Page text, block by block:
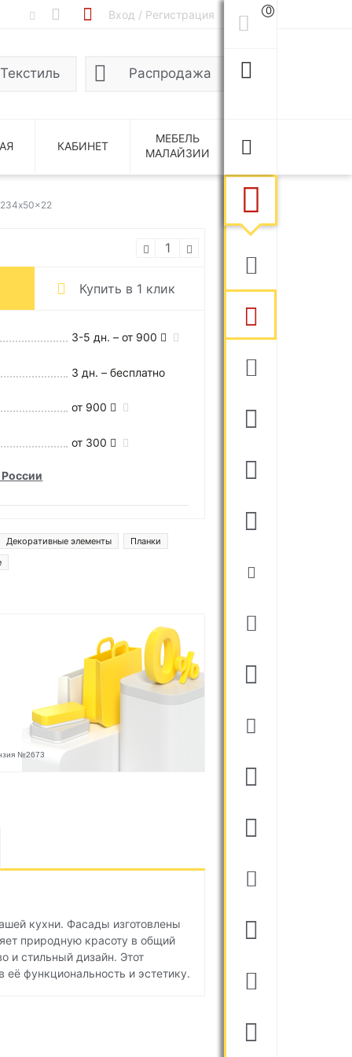
Вход / Регистрация 0
Текстиль Распродажа
КАБИНЕТ
МЕБЕЛЬ
МАЛАЙЗИИ
Купить в 1 клик
3-5 дн. – от 900
3 дн. – бесплатно
от 900
от 300
Декоративные элементы
Планки
№2673
кухни. Фасады изготовлены
природную красоту в общий
и стильный дизайн. Этот
функциональность и эстетику.